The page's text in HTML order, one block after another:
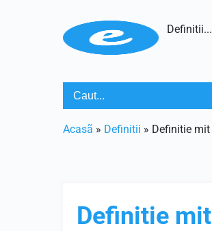
Definitii...
Acasã » Definitii » Definitie mit
Definitie mit